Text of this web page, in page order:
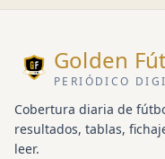
Golden
PERIÓDICO
Cobertura diaria de
resultados, tablas,
leer.